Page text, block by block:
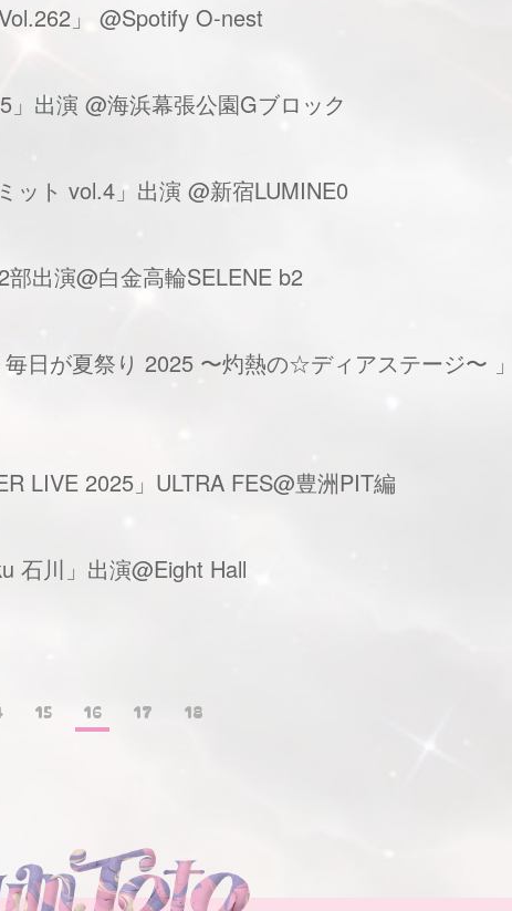
」 @Spotify O-nest
出演 @海浜幕張公園Gブロック
ット vol.4」出演 @新宿LUMINE0
出演@白金高輪SELENE b2
日が夏祭り 2025 〜灼熱の☆ディアステージ〜
LIVE 2025」ULTRA FES@豊洲PIT編
石川」出演@Eight Hall
15 16 17 18